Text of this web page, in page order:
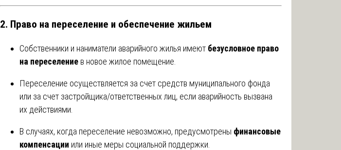
2. Право на переселение и обеспечение жильем
Собственники и наниматели аварийного жилья имеют безусловное право
на переселение в новое жилое помещение.
Переселение осуществляется за счет средств муниципального фонда
или за счет застройщика/ответственных лиц, если аварийность вызвана
их действиями.
В случаях, когда переселение невозможно, предусмотрены финансовые
компенсации или иные меры социальной поддержки.